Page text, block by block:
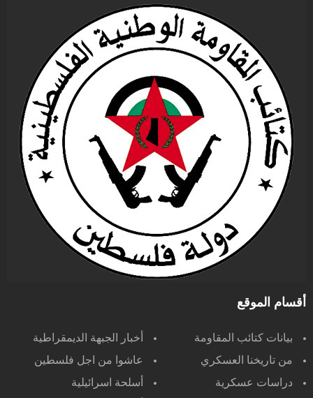
أقسام الموقع
بيانات كتائب المقاومة
أخبار الجبهة الديمقراطية
من تاريخنا العسكري
عاشوا من اجل فلسطين
دراسات عسكرية
أسلحة اسرائيلية